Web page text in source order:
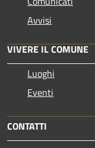
Avvisi
VIVERE IL COMUNE
Luoghi
Eventi
CONTATTI